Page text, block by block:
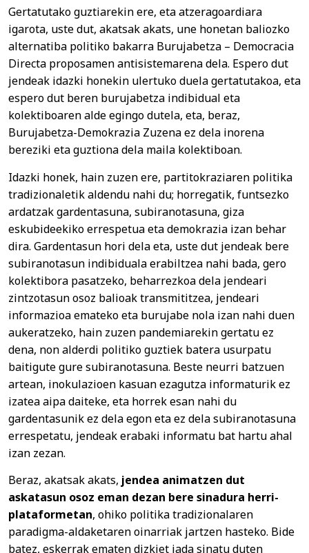
Gertatutako guztiarekin ere, eta atzeragoardiara
igarota, uste dut, akatsak akats, une honetan baliozko
alternatiba politiko bakarra Burujabetza – Democracia
Directa proposamen antisistemarena dela. Espero dut
jendeak idazki honekin ulertuko duela gertatutakoa, eta
espero dut beren burujabetza indibidual eta
kolektiboaren alde egingo dutela, eta, beraz,
Burujabetza-Demokrazia Zuzena ez dela inorena
bereziki eta guztiona dela maila kolektiboan.
Idazki honek, hain zuzen ere, partitokraziaren politika
tradizionaletik aldendu nahi du; horregatik, funtsezko
ardatzak gardentasuna, subiranotasuna, giza
eskubideekiko errespetua eta demokrazia izan behar
dira. Gardentasun hori dela eta, uste dut jendeak bere
subiranotasun indibiduala erabiltzea nahi bada, gero
kolektibora pasatzeko, beharrezkoa dela jendeari
zintzotasun osoz balioak transmititzea, jendeari
informazioa emateko eta burujabe nola izan nahi duen
aukeratzeko, hain zuzen pandemiarekin gertatu ez
dena, non alderdi politiko guztiek batera usurpatu
baitigute gure subiranotasuna. Beste neurri batzuen
artean, inokulazioen kasuan ezagutza informaturik ez
izatea aipa daiteke, eta horrek esan nahi du
gardentasunik ez dela egon eta ez dela subiranotasuna
errespetatu, jendeak erabaki informatu bat hartu ahal
izan zezan.
Beraz, akatsak akats, jendea animatzen dut
askatasun osoz eman dezan bere sinadura herri-
plataformetan, ohiko politika tradizionalaren
paradigma-aldaketaren oinarriak jartzen hasteko. Bide
batez, eskerrak ematen dizkiet jada sinatu duten